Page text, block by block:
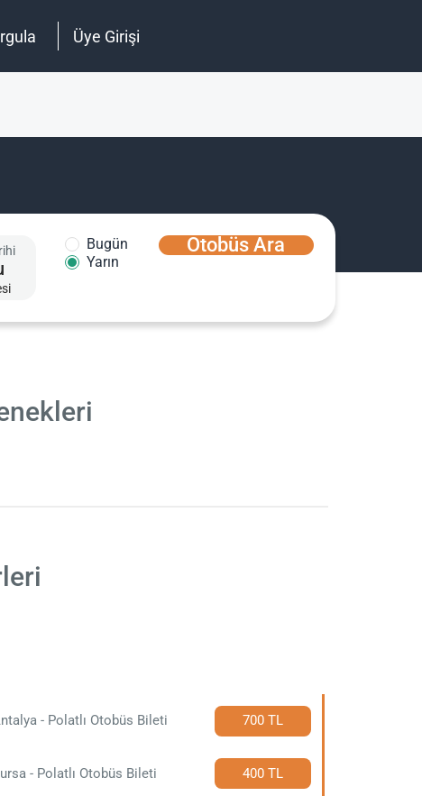
Üye Girişi
Bugün
Yarın
Otobüs Ara
- Polatlı Otobüs Bileti 700 TL
- Polatlı Otobüs Bileti 400 TL